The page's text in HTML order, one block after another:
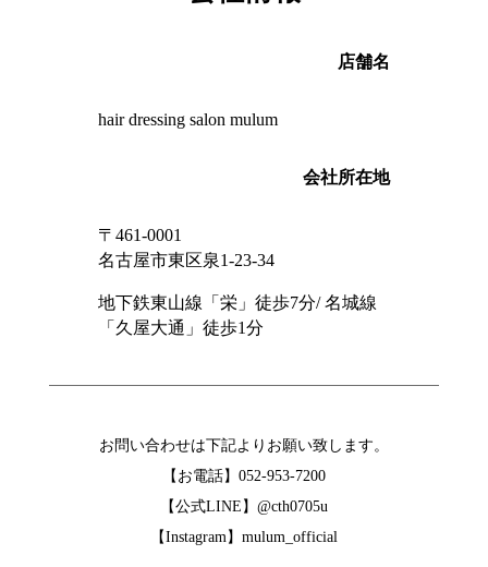
店舗名
hair dressing salon mulum
会社所在地
〒 461-0001
名古屋市東区泉1-23-34
地下鉄東山線「栄」徒歩7分/名城線
「久屋大通」徒歩1分
お問い合わせは下記よりお願い致します。
【お電話】052-953-7200
【公式LINE】@cth0705u
【Instagram】mulum_official